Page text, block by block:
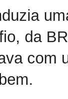
da
com